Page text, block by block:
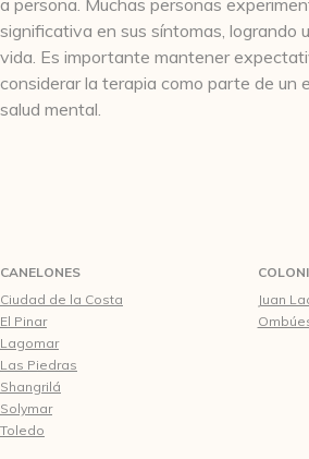
a persona. Muchas personas
significativa en sus síntomas, logrando
vida. Es importante mantener
considerar la terapia como parte de un
salud mental.
CANELONES
Ciudad de la Costa
El Pinar
Lagomar
Las Piedras
Shangrilá
Solymar
Toledo
Juan